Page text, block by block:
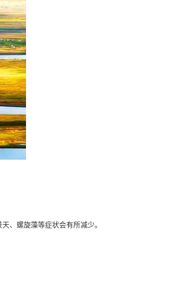
、螺旋藻等症状会有所减少。